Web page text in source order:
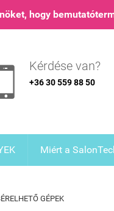
hogy
Kérdése van?
+36 30 559 88 50
Miért a
GÉPEK